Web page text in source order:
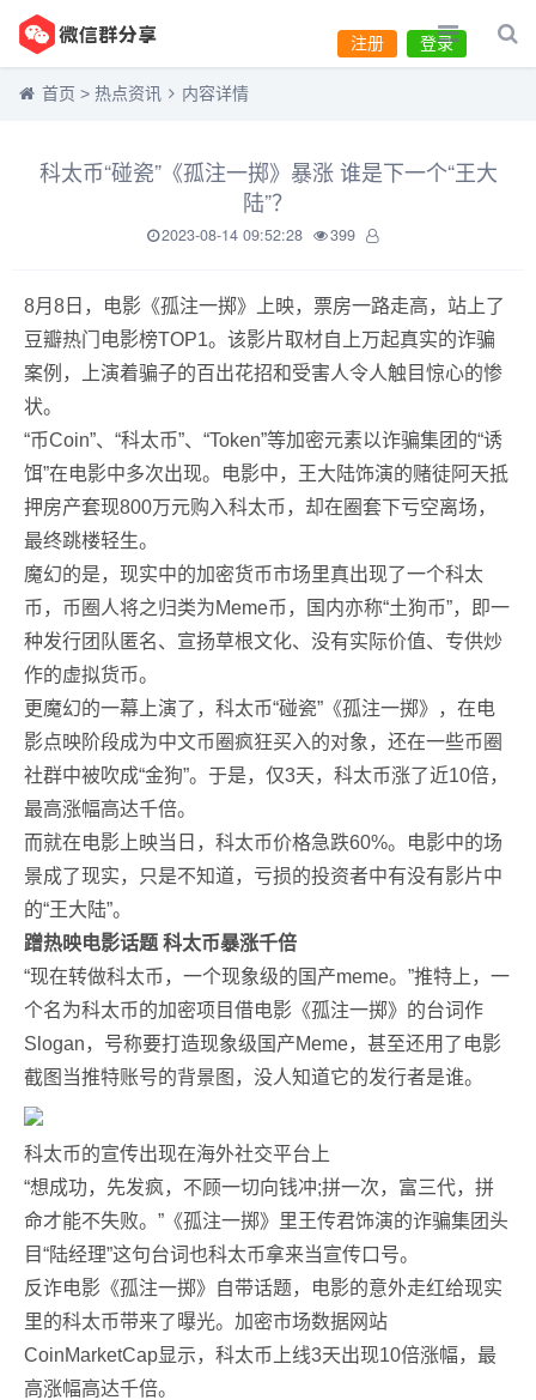
登录
注册
首页 > 热点资讯 内容详情
科太币“碰瓷”《孤注一掷》暴涨 谁是下一个“王大
陆”？
2023-08-14 09:52:28 399
8月8日，电影《孤注一掷》上映，票房一路走高，站上了
豆瓣热门电影榜TOP1。该影片取材自上万起真实的诈骗
案例，上演着骗子的百出花招和受害人令人触目惊心的惨
状。
“币Coin”、“科太币”、“Token”等加密元素以诈骗集团的“诱
饵”在电影中多次出现。电影中，王大陆饰演的赌徒阿天抵
押房产套现800万元购入科太币，却在圈套下亏空离场，
最终跳楼轻生。
魔幻的是，现实中的加密货币市场里真出现了一个科太
币，币圈人将之归类为Meme币，国内亦称“土狗币”，即一
种发行团队匿名、宣扬草根文化、没有实际价值、专供炒
作的虚拟货币。
更魔幻的一幕上演了，科太币“碰瓷”《孤注一掷》，在电
影点映阶段成为中文币圈疯狂买入的对象，还在一些币圈
社群中被吹成“金狗”。于是，仅3天，科太币涨了近10倍，
最高涨幅高达千倍。
而就在电影上映当日，科太币价格急跌60%。电影中的场
景成了现实，只是不知道，亏损的投资者中有没有影片中
的“王大陆”。
蹭热映电影话题 科太币暴涨千倍
“现在转做科太币，一个现象级的国产meme。”推特上，一
个名为科太币的加密项目借电影《孤注一掷》的台词作
Slogan，号称要打造现象级国产Meme，甚至还用了电影
截图当推特账号的背景图，没人知道它的发行者是谁。
科太币的宣传出现在海外社交平台上
“想成功，先发疯，不顾一切向钱冲;拼一次，富三代，拼
命才能不失败。”《孤注一掷》里王传君饰演的诈骗集团头
目“陆经理”这句台词也科太币拿来当宣传口号。
反诈电影《孤注一掷》自带话题，电影的意外走红给现实
里的科太币带来了曝光。加密市场数据网站
CoinMarketCap显示，科太币上线3天出现10倍涨幅，最
高涨幅高达千倍。